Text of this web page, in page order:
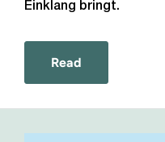
Einklang bringt.
Read